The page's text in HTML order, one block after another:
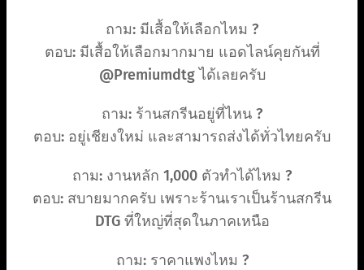
ถาม: มีเสื้อให้เลือกไหม ?
ตอบ: มีเสื้อให้เลือกมากมาย แอดไลน์คุยกันที่
@Premiumdtg ได้เลยครับ
ถาม: ร้านสกรีนอยู่ที่ไหน ?
ตอบ: อยู่เชียงใหม่ และสามารถส่งได้ทั่วไทยครับ
ถาม: งานหลัก 1,000 ตัวทำได้ไหม ?
ตอบ: สบายมากครับ เพราะร้านเราเป็นร้านสกรีน
DTG ที่ใหญ่ที่สุดในภาคเหนือ
ถาม: ราคาแพงไหม ?